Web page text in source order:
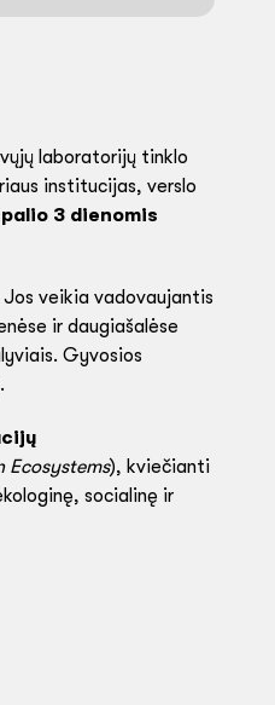
laboratorijų tinklo
institucijas, verslo
3 dienomis
veikia vadovaujantis
ir daugiašalėse
Gyvosios
Ecosystems), kviečianti
socialinę ir